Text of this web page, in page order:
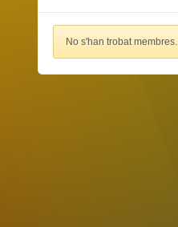
No s'han trobat membres.